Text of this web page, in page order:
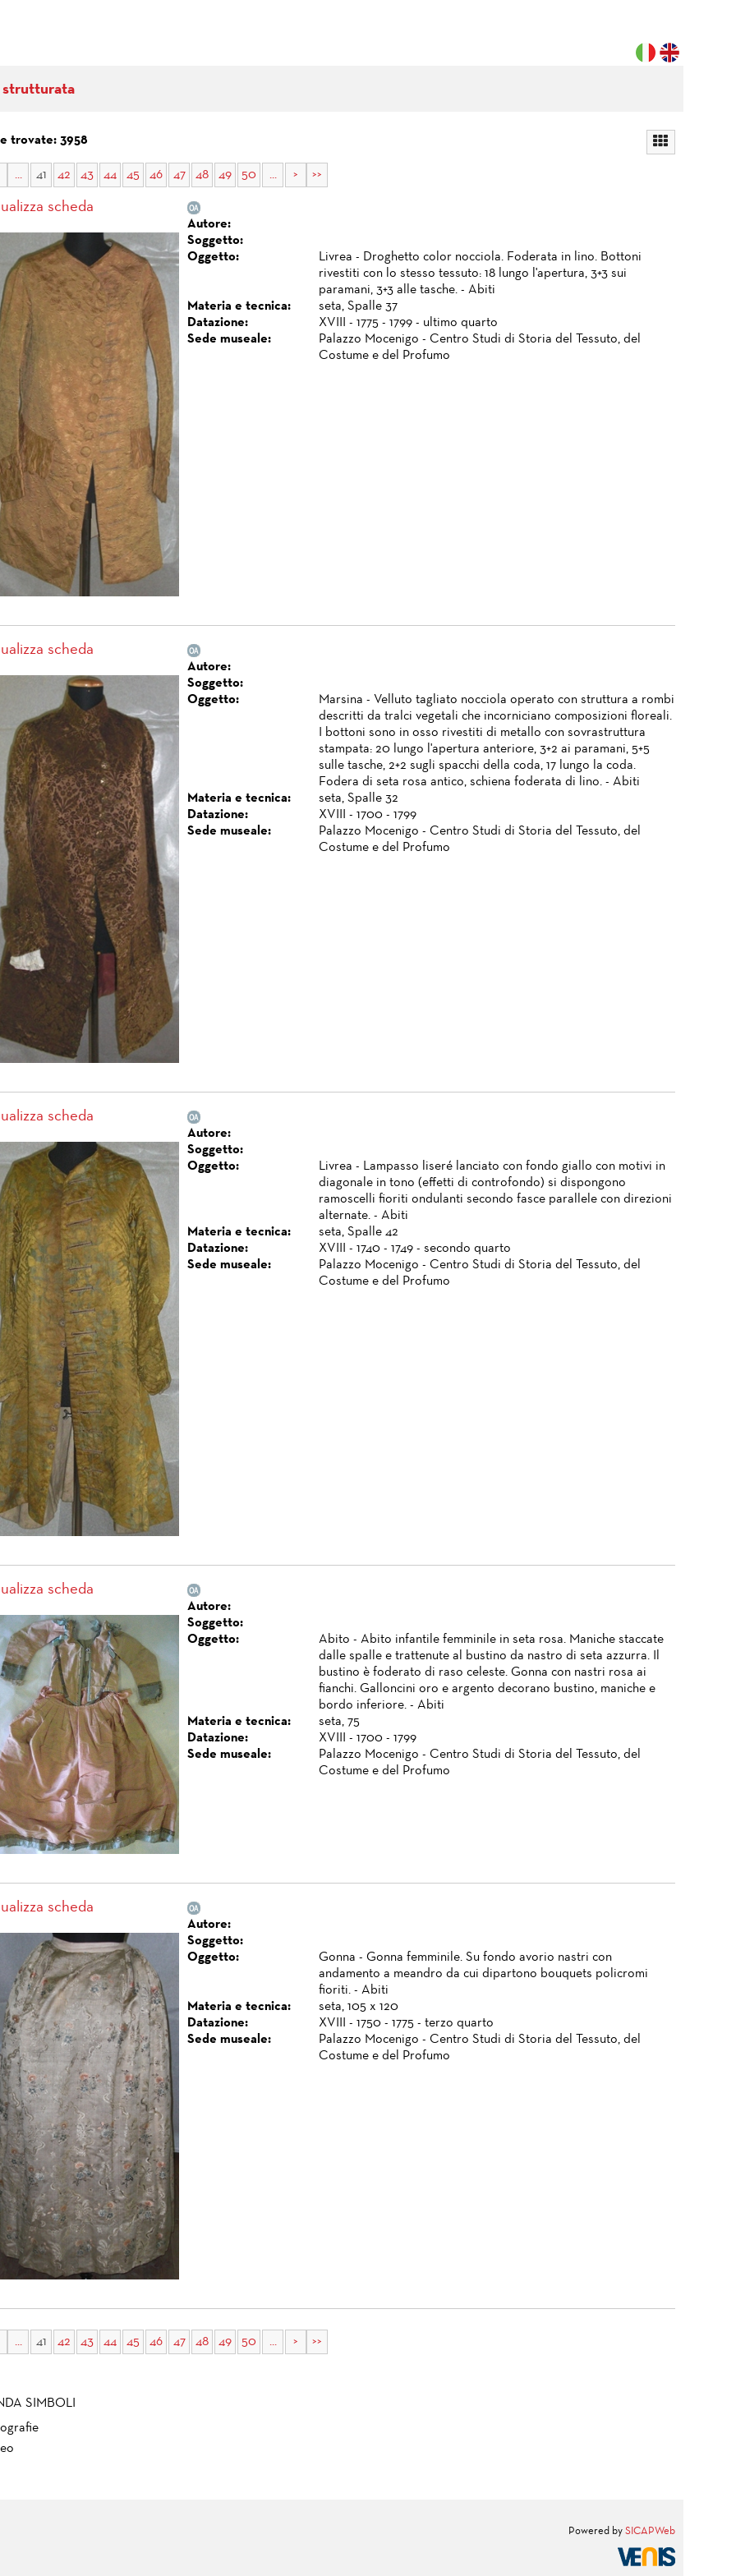
strutturata
trovate: 3958
... 41 42 43 44 45 46 47 48 49 50 ... > >>
scheda
Autore:
Soggetto:
Oggetto:
Livrea - Droghetto color nocciola. Foderata in lino. Bottoni
rivestiti con lo stesso tessuto: 18 lungo l'apertura, 3+3 sui
paramani, 3+3 alle tasche. - Abiti
Materia e tecnica:
seta, Spalle 37
Datazione:
XVIII - 1775 - 1799 - ultimo quarto
Sede museale:
Palazzo Mocenigo - Centro Studi di Storia del Tessuto, del
Costume e del Profumo
scheda
Autore:
Soggetto:
Oggetto:
Marsina - Velluto tagliato nocciola operato con struttura a rombi
descritti da tralci vegetali che incorniciano composizioni floreali.
I bottoni sono in osso rivestiti di metallo con sovrastruttura
stampata: 20 lungo l'apertura anteriore, 3+2 ai paramani, 5+5
sulle tasche, 2+2 sugli spacchi della coda, 17 lungo la coda.
Fodera di seta rosa antico, schiena foderata di lino. - Abiti
Materia e tecnica:
seta, Spalle 32
Datazione:
XVIII - 1700 - 1799
Sede museale:
Palazzo Mocenigo - Centro Studi di Storia del Tessuto, del
Costume e del Profumo
scheda
Autore:
Soggetto:
Oggetto:
Livrea - Lampasso liseré lanciato con fondo giallo con motivi in
diagonale in tono (effetti di controfondo) si dispongono
ramoscelli fioriti ondulanti secondo fasce parallele con direzioni
alternate. - Abiti
Materia e tecnica:
seta, Spalle 42
Datazione:
XVIII - 1740 - 1749 - secondo quarto
Sede museale:
Palazzo Mocenigo - Centro Studi di Storia del Tessuto, del
Costume e del Profumo
scheda
Autore:
Soggetto:
Oggetto:
Abito - Abito infantile femminile in seta rosa. Maniche staccate
dalle spalle e trattenute al bustino da nastro di seta azzurra. Il
bustino è foderato di raso celeste. Gonna con nastri rosa ai
fianchi. Galloncini oro e argento decorano bustino, maniche e
bordo inferiore. - Abiti
Materia e tecnica:
seta, 75
Datazione:
XVIII - 1700 - 1799
Sede museale:
Palazzo Mocenigo - Centro Studi di Storia del Tessuto, del
Costume e del Profumo
scheda
Autore:
Soggetto:
Oggetto:
Gonna - Gonna femminile. Su fondo avorio nastri con
andamento a meandro da cui dipartono bouquets policromi
fioriti. - Abiti
Materia e tecnica:
seta, 105 x 120
Datazione:
XVIII - 1750 - 1775 - terzo quarto
Sede museale:
Palazzo Mocenigo - Centro Studi di Storia del Tessuto, del
Costume e del Profumo
... 41 42 43 44 45 46 47 48 49 50 ... > >>
SIMBOLI
Powered by SICAPWeb